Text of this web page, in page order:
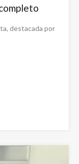
destacada por